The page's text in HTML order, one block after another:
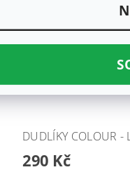
DUDLÍKY COLOUR -
290 Kč